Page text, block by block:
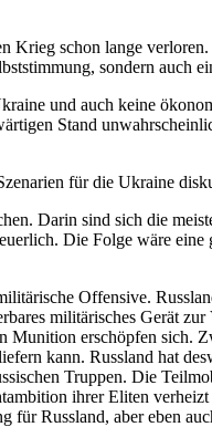
Krieg schon lange
sondern auch
und auch keine
Stand
für die Ukraine
Darin sind sich die
Die Folge wäre eine
Offensive.
militärisches Gerät
erschöpfen sich.
kann. Russland hat
Truppen. Die
ihrer Eliten
für Russland, aber eben